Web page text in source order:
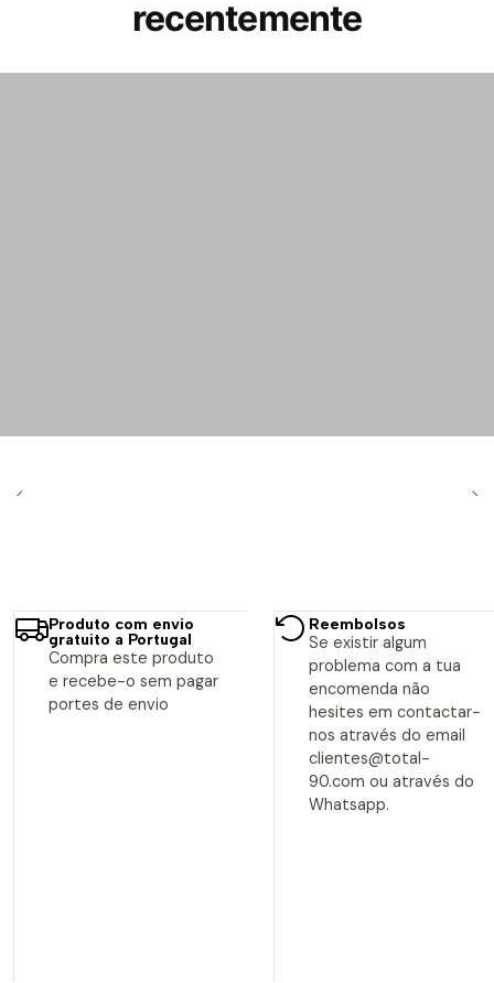
recentemente
Produto com envio
gratuito a Portugal
Compra este produto
e recebe-o sem pagar
portes de envio
Reembolsos
Se existir algum
problema com a tua
encomenda não
hesites em contactar-
nos através do email
clientes@total-
90.com ou através do
Whatsapp.